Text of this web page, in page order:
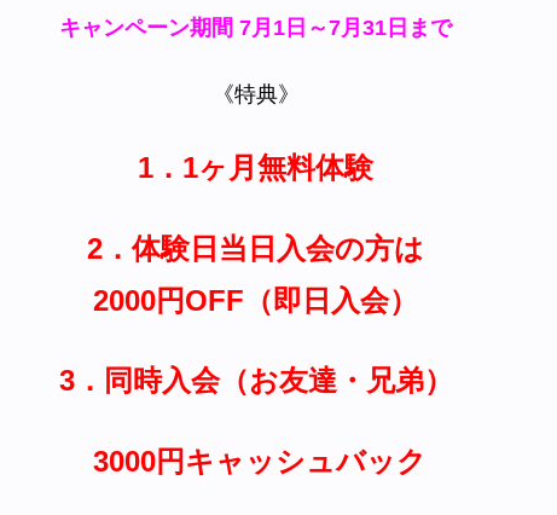
キャンペーン期間 7月1日～7月31日まで
《特典》
1．1ヶ月無料体験
2．体験日当日入会の方は
2000円OFF（即日入会）
3．同時入会（お友達・兄弟）
3000円キャッシュバック